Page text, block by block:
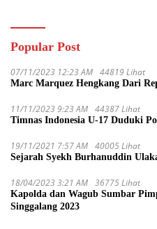
Popular Post
07/11/2023 12:23 AM 44819 Lihat
Marc Marquez Hengkang Dari
11/11/2023 9:23 AM 44387 Lihat
Timnas Indonesia U-17 Duduki
19/11/2021 7:57 AM 40005 Lihat
Sejarah Syekh Burhanuddin
18/04/2023 3:21 AM 36775 Lihat
Kapolda dan Wagub Sumbar
Singgalang 2023